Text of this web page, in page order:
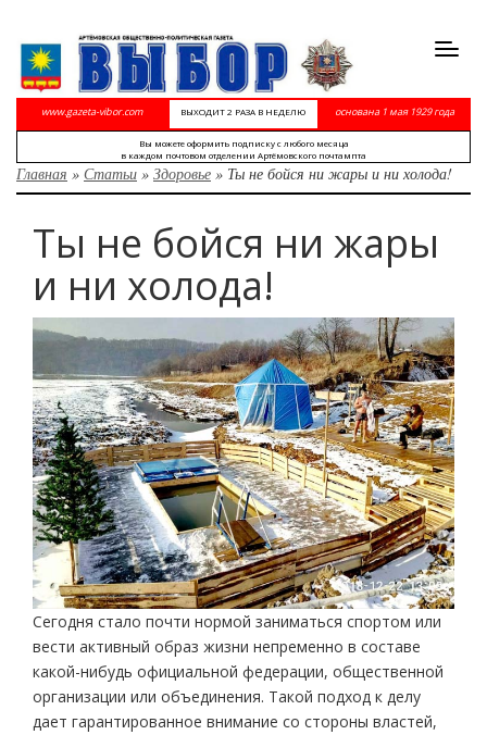
www.gazeta-vibor.com ВЫХОДИТ 2 РАЗА В НЕДЕЛЮ основана 1 мая 1929 года
Вы можете оформить подписку с любого месяца
в каждом почтовом отделении Артёмовского почтампта
Главная » Статьи » Здоровье » Ты не бойся ни жары и ни холода!
Ты не бойся ни жары
и ни холода!
Сегодня стало почти нормой заниматься спортом или
вести активный образ жизни непременно в составе
какой-нибудь официальной федерации, общественной
организации или объединения. Такой подход к делу
дает гарантированное внимание со стороны властей,